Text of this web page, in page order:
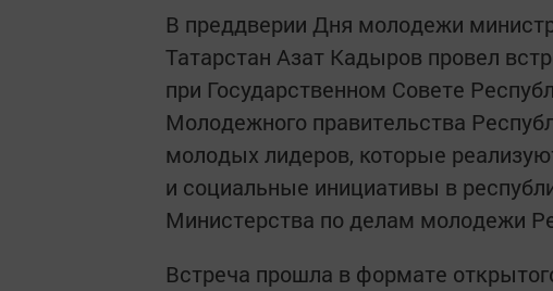
В преддверии Дня молодежи
Татарстан Азат Кадыров провел
при Государственном Совете
Молодежного правительства
молодых лидеров, которые
и социальные инициативы в
Министерства по делам молодежи
Встреча прошла в формате